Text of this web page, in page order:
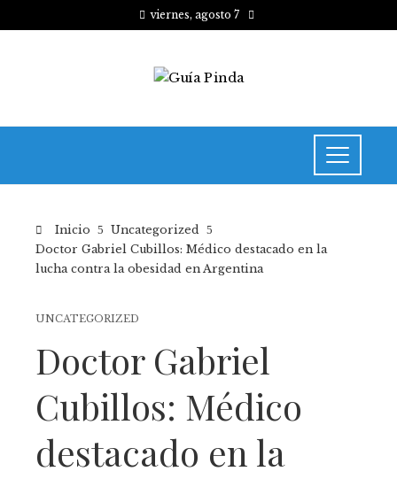
viernes, agosto 7
Inicio
Uncategorized
Doctor Gabriel Cubillos: Médico destacado en la
lucha contra la obesidad en Argentina
UNCATEGORIZED
Doctor Gabriel
Cubillos: Médico
destacado en la